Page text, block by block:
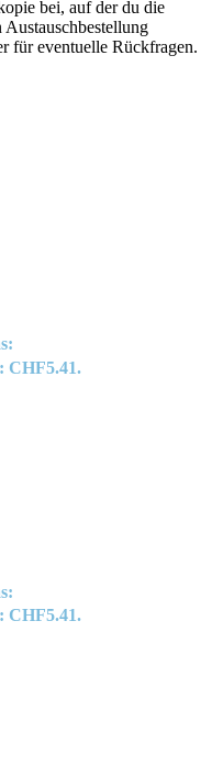
bei, auf der du die
für eventuelle Rückfragen.
CHF5.41.
CHF5.41.